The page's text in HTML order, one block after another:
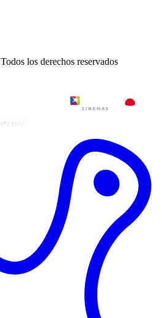
Todos los derechos reservados